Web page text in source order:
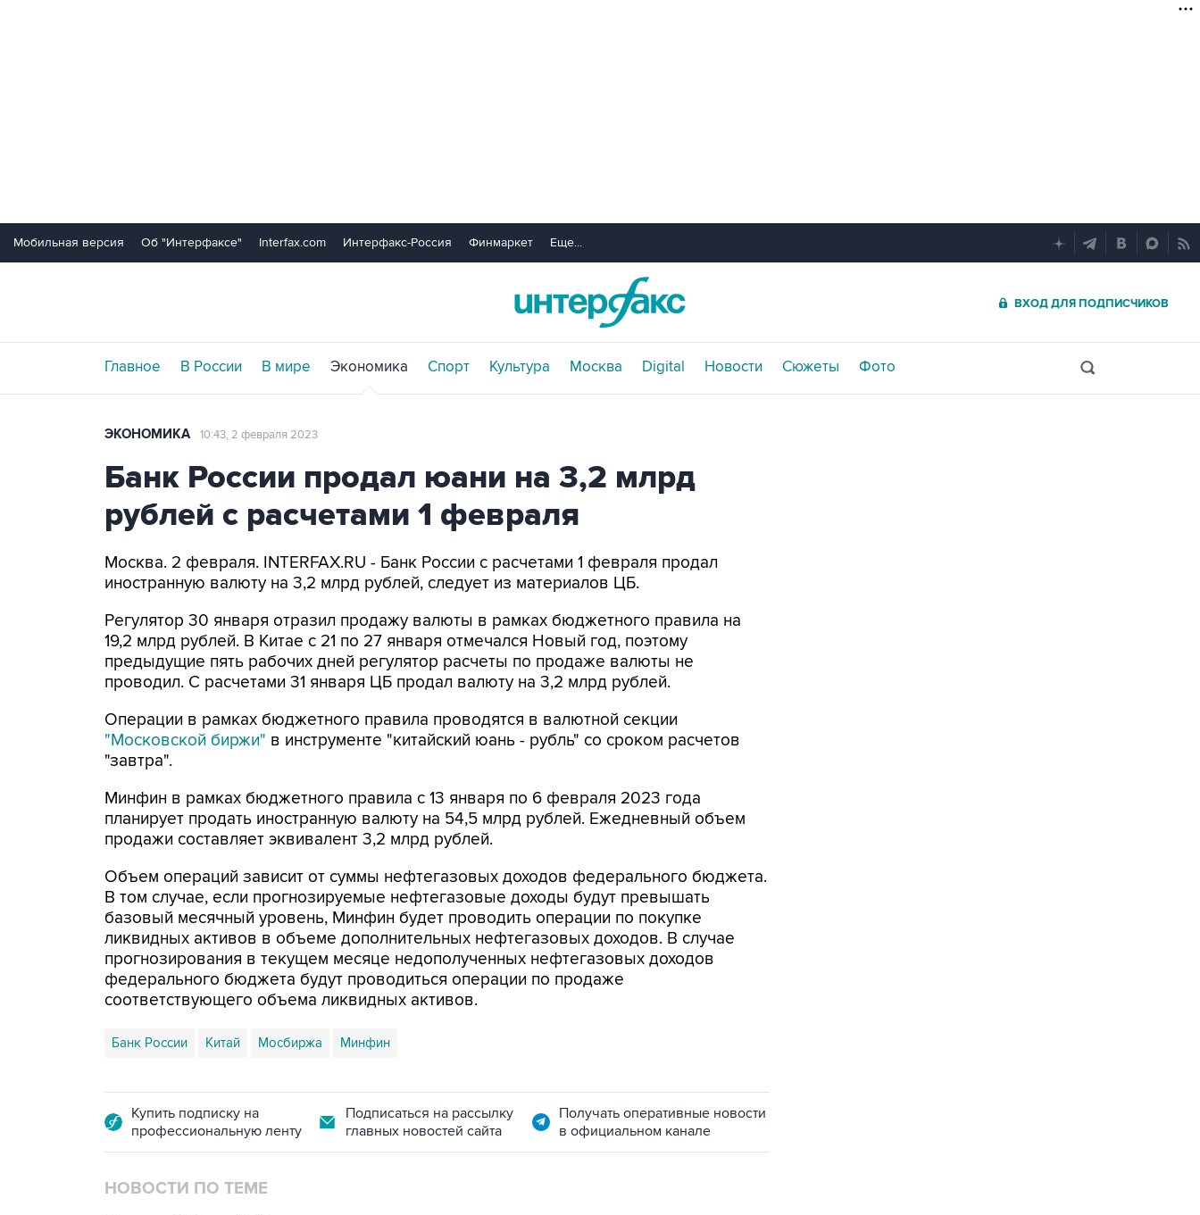
Мобильная версия Об "Интерфаксе" Interfax.com Интерфакс-Россия Финмаркет Еще...
ВХОД ДЛЯ ПОДПИСЧИКОВ
Главное В России В мире Экономика Спорт Культура Москва Digital Новости Сюжеты Фото
ЭКОНОМИКА 10:43, 2 февраля 2023
Банк России продал юани на 3,2 млрд
рублей с расчетами 1 февраля
Москва. 2 февраля. INTERFAX.RU - Банк России с расчетами 1 февраля продал
иностранную валюту на 3,2 млрд рублей, следует из материалов ЦБ.
Регулятор 30 января отразил продажу валюты в рамках бюджетного правила на
19,2 млрд рублей. В Китае с 21 по 27 января отмечался Новый год, поэтому
предыдущие пять рабочих дней регулятор расчеты по продаже валюты не
проводил. С расчетами 31 января ЦБ продал валюту на 3,2 млрд рублей.
Операции в рамках бюджетного правила проводятся в валютной секции
"Московской биржи" в инструменте "китайский юань - рубль" со сроком расчетов
"завтра".
Минфин в рамках бюджетного правила с 13 января по 6 февраля 2023 года
планирует продать иностранную валюту на 54,5 млрд рублей. Ежедневный объем
продажи составляет эквивалент 3,2 млрд рублей.
Объем операций зависит от суммы нефтегазовых доходов федерального бюджета.
В том случае, если прогнозируемые нефтегазовые доходы будут превышать
базовый месячный уровень, Минфин будет проводить операции по покупке
ликвидных активов в объеме дополнительных нефтегазовых доходов. В случае
прогнозирования в текущем месяце недополученных нефтегазовых доходов
федерального бюджета будут проводиться операции по продаже
соответствующего объема ликвидных активов.
Банк России Китай Мосбиржа Минфин
Купить подписку на
профессиональную ленту
Подписаться на рассылку
главных новостей сайта
Получать оперативные новости
в официальном канале
НОВОСТИ ПО ТЕМЕ